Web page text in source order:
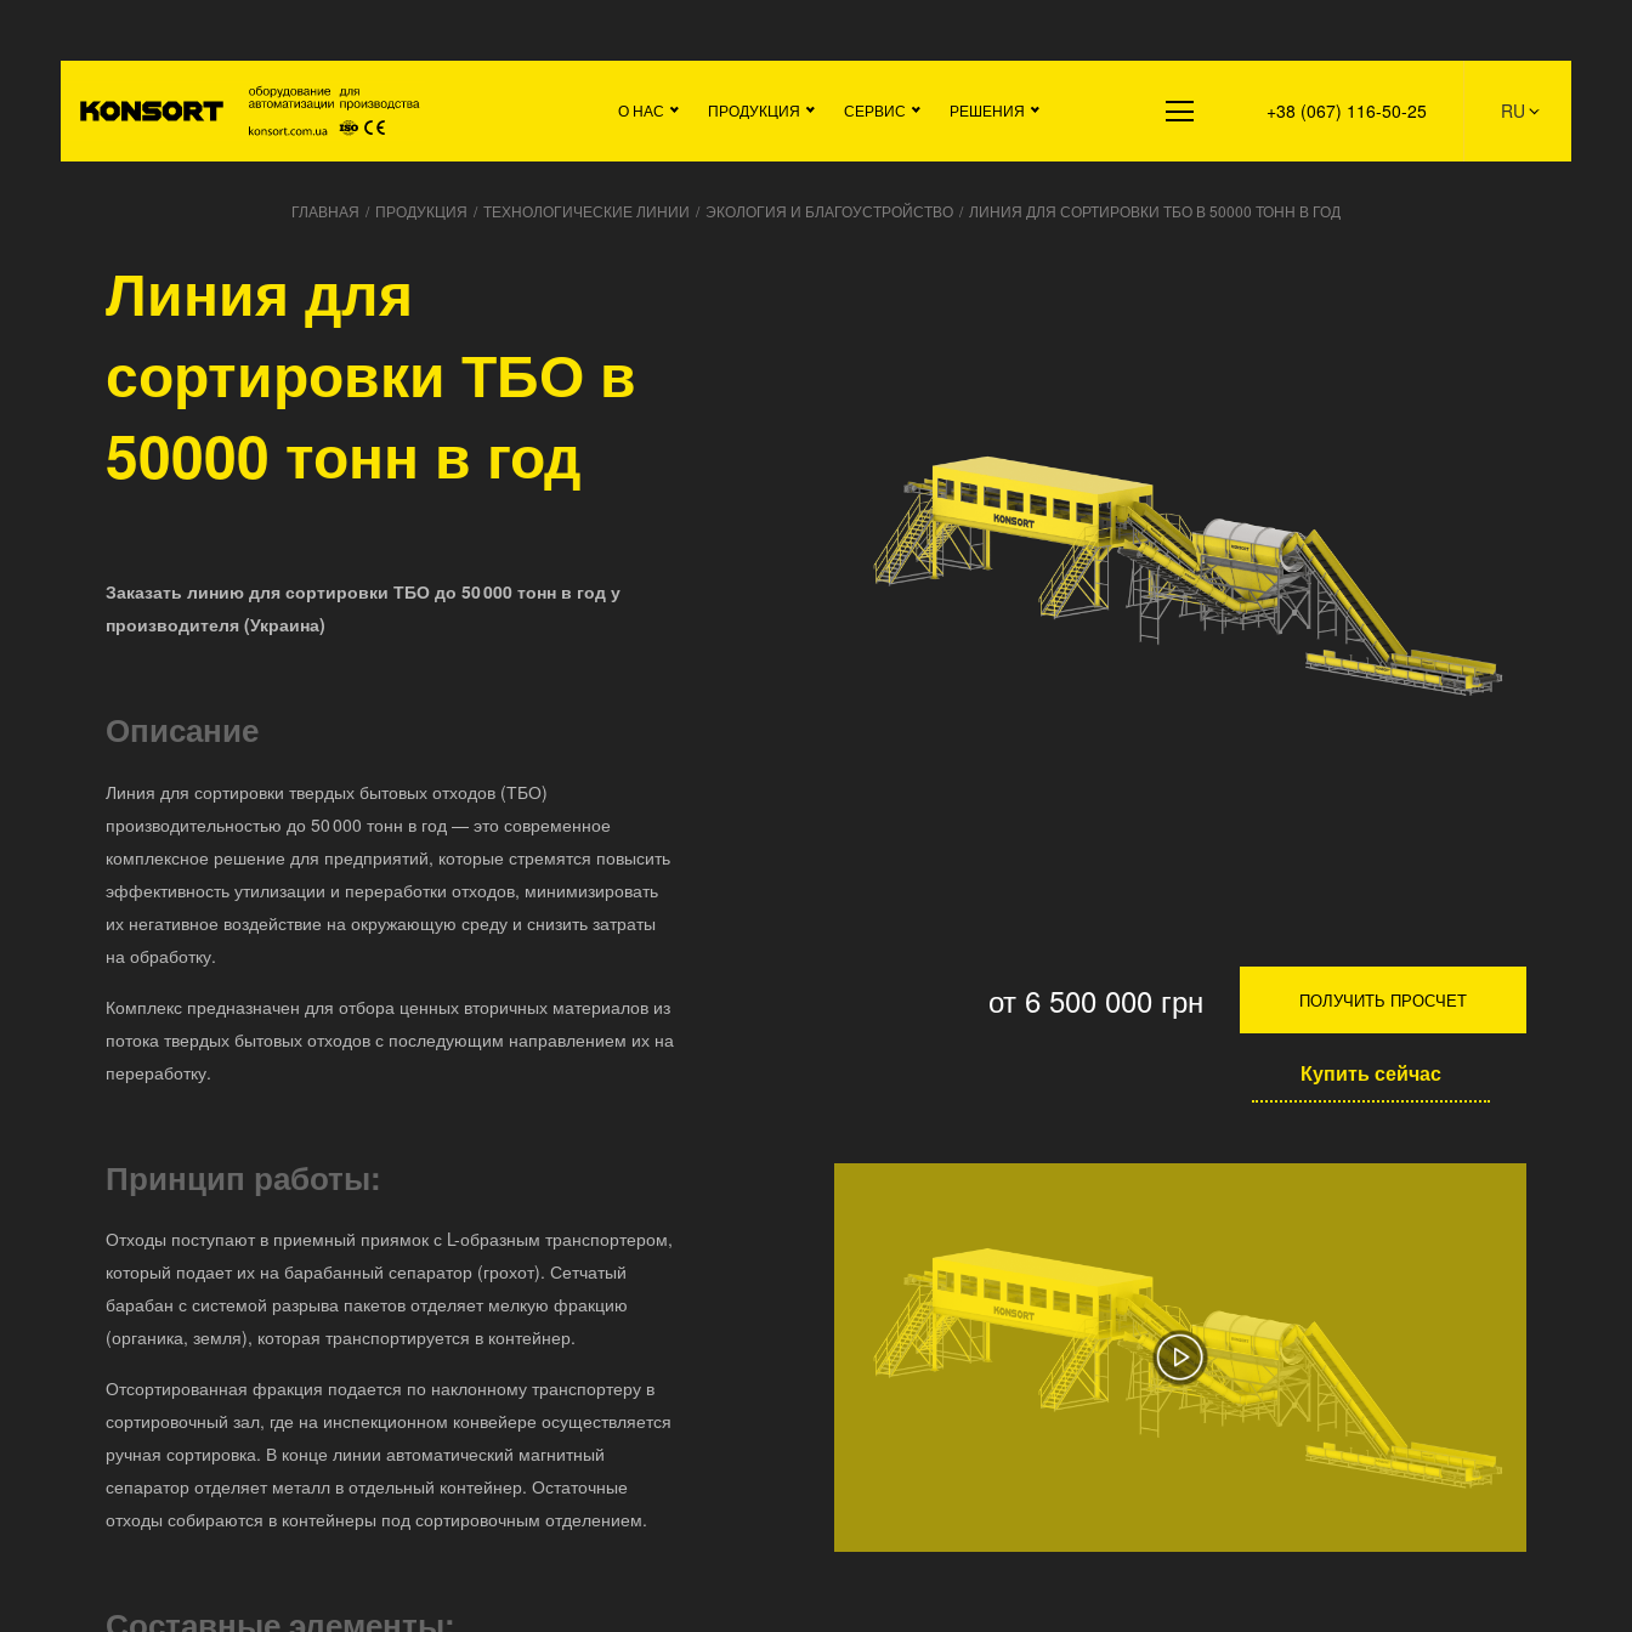
О НАС ПРОДУКЦИЯ СЕРВИС РЕШЕНИЯ +38 (067) 116-50-25 RU
ГЛАВНАЯ / ПРОДУКЦИЯ / ТЕХНОЛОГИЧЕСКИЕ ЛИНИИ / ЭКОЛОГИЯ И БЛАГОУСТРОЙСТВО / ЛИНИЯ ДЛЯ СОРТИРОВКИ ТБО В 50000 ТОНН В ГОД
Линия для
сортировки ТБО в
50000 тонн в год
Заказать линию для сортировки ТБО до 50 000 тонн в год у
производителя (Украина)
Описание
Линия для сортировки твердых бытовых отходов (ТБО)
производительностью до 50 000 тонн в год — это современное
комплексное решение для предприятий, которые стремятся повысить
эффективность утилизации и переработки отходов, минимизировать
их негативное воздействие на окружающую среду и снизить затраты
на обработку.
Комплекс предназначен для отбора ценных вторичных материалов из
потока твердых бытовых отходов с последующим направлением их на
переработку.
Принцип работы:
Отходы поступают в приемный приямок с L-образным транспортером,
который подает их на барабанный сепаратор (грохот). Сетчатый
барабан с системой разрыва пакетов отделяет мелкую фракцию
(органика, земля), которая транспортируется в контейнер.
Отсортированная фракция подается по наклонному транспортеру в
сортировочный зал, где на инспекционном конвейере осуществляется
ручная сортировка. В конце линии автоматический магнитный
сепаратор отделяет металл в отдельный контейнер. Остаточные
отходы собираются в контейнеры под сортировочным отделением.
от 6 500 000 грн ПОЛУЧИТЬ ПРОСЧЕТ
Купить сейчас